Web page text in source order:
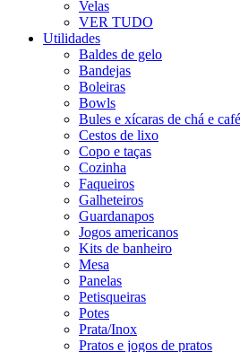
Velas
VER TUDO
Utilidades
Baldes de gelo
Bandejas
Boleiras
Bowls
Bules e xícaras de chá e café
Cestos de lixo
Copo e taças
Cozinha
Faqueiros
Galheteiros
Guardanapos
Jogos americanos
Kits de banheiro
Mesa
Panelas
Petisqueiras
Potes
Prata/Inox
Pratos e jogos de pratos